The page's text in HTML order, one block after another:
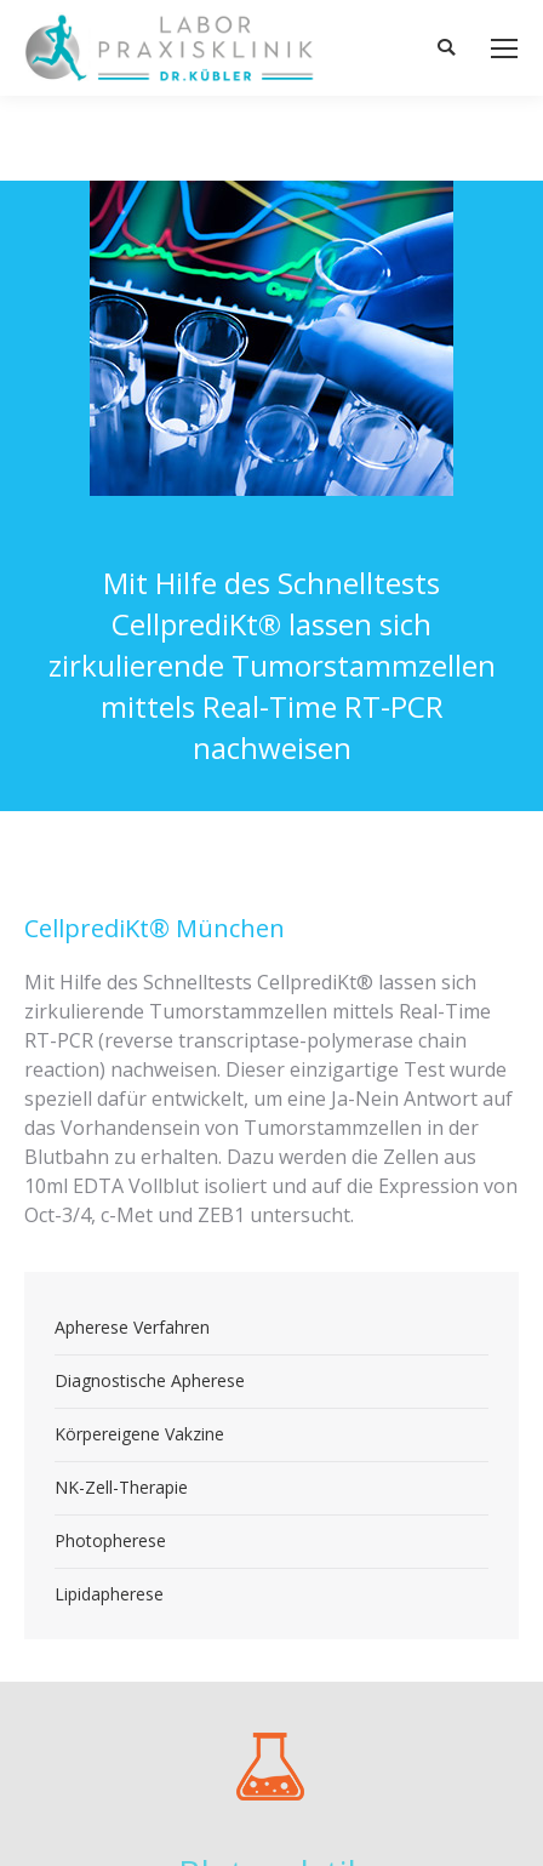
Search:
Mit Hilfe des Schnelltests
CellprediKt® lassen sich
zirkulierende Tumorstammzellen
mittels Real-Time RT-PCR
nachweisen
CellprediKt® München
Mit Hilfe des Schnelltests CellprediKt® lassen sich
zirkulierende Tumorstammzellen mittels Real-Time
RT-PCR (reverse transcriptase-polymerase chain
reaction) nachweisen. Dieser einzigartige Test wurde
speziell dafür entwickelt, um eine Ja-Nein Antwort auf
das Vorhandensein von Tumorstammzellen in der
Blutbahn zu erhalten. Dazu werden die Zellen aus
10ml EDTA Vollblut isoliert und auf die Expression von
Oct-3/4, c-Met und ZEB1 untersucht.
Apherese Verfahren
Diagnostische Apherese
Körpereigene Vakzine
NK-Zell-Therapie
Photopherese
Lipidapherese